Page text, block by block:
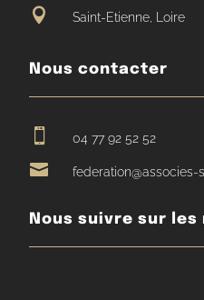
 Saint-Etienne, Loire
Nous contacter
 04 77 92 52 52
 federation@associes-
Nous suivre sur les